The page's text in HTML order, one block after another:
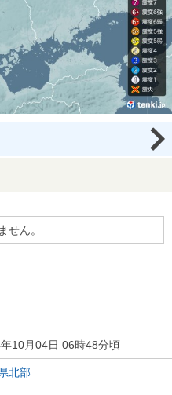
せん。
10月04日 06時48分頃
北部